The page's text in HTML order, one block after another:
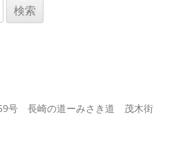
号 長崎の道ーみさき道 茂木街